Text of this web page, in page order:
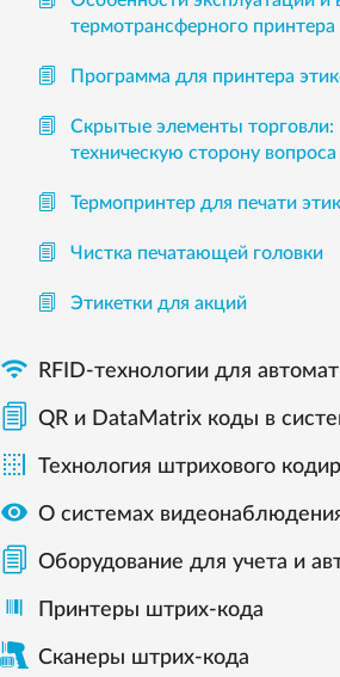
термотрансферного принтера
Программа для принтера
Скрытые элементы торговли:
техническую сторону вопроса
Термопринтер для печати
Чистка печатающей головки
Этикетки для акций
 RFID-технологии для
QR и DataMatrix коды в
 Технология штрихового
 О системах
Оборудование для учета и
Принтеры штрих-кода
Сканеры штрих-кода